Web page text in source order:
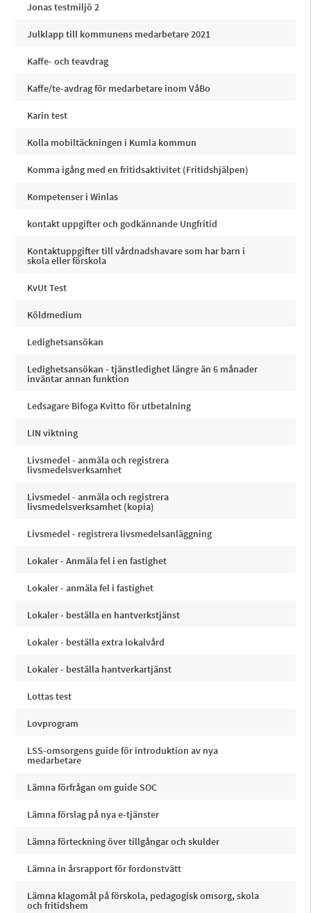
Jonas testmiljö 2
Julklapp till kommunens medarbetare 2021
Kaffe- och teavdrag
Kaffe/te-avdrag för medarbetare inom VåBo
Karin test
Kolla mobiltäckningen i Kumla kommun
Komma igång med en fritidsaktivitet (Fritidshjälpen)
Kompetenser i Winlas
kontakt uppgifter och godkännande Ungfritid
Kontaktuppgifter till vårdnadshavare som har barn i
skola eller förskola
KvUt Test
Köldmedium
Ledighetsansökan
Ledighetsansökan - tjänstledighet längre än 6 månader
inväntar annan funktion
Ledsagare Bifoga Kvitto för utbetalning
LIN viktning
Livsmedel - anmäla och registrera
livsmedelsverksamhet
Livsmedel - anmäla och registrera
livsmedelsverksamhet (kopia)
Livsmedel - registrera livsmedelsanläggning
Lokaler - Anmäla fel i en fastighet
Lokaler - anmäla fel i fastighet
Lokaler - beställa en hantverkstjänst
Lokaler - beställa extra lokalvård
Lokaler - beställa hantverkartjänst
Lottas test
Lovprogram
LSS-omsorgens guide för introduktion av nya
medarbetare
Lämna förfrågan om guide SOC
Lämna förslag på nya e-tjänster
Lämna förteckning över tillgångar och skulder
Lämna in årsrapport för fordonstvätt
Lämna klagomål på förskola, pedagogisk omsorg, skola
och fritidshem